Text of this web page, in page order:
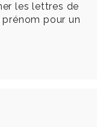
les lettres de
pour un